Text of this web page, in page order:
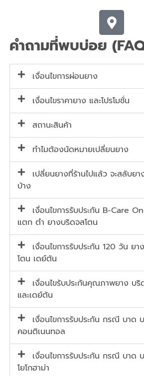
คำถามที่พบบ่อย
เงื่อนไขการผ่อนยาง
เงื่อนไขราคายาง และโปรโมชั่น
สถานะสินค้า
ทำไมต้องนัดหมายเปลี่ยนยาง
เปลี่ยนยางที่ร้านไปแล้ว จะสลับย
บ้าง
เงื่อนไขการรับประกัน B-Care
แตก ตำ ยางบริดจสโตน
เงื่อนไขการรับประกัน 120 วัน ย
โตน เดย์ตัน
เงื่อนไขรับประกันคุณภาพยาง บริ
และเดย์ตัน
เงื่อนไขการรับประกัน กรณี บาด
คอนติเนนทอล
เงื่อนไขการรับประกัน กรณี บาด
โยโกฮาม่า